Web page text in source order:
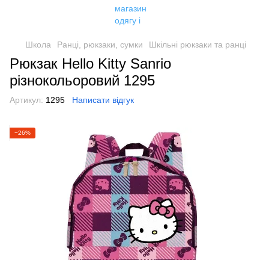
Школа Ранці, рюкзаки, сумки Шкільні рюкзаки та ранці
Рюкзак Hello Kitty Sanrio
різнокольоровий 1295
Артикул: 1295 Написати відгук
−26%